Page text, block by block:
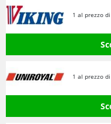
1 al prezzo di
1 al prezzo di